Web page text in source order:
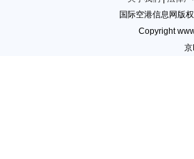
国际空港信息网版
Copyright